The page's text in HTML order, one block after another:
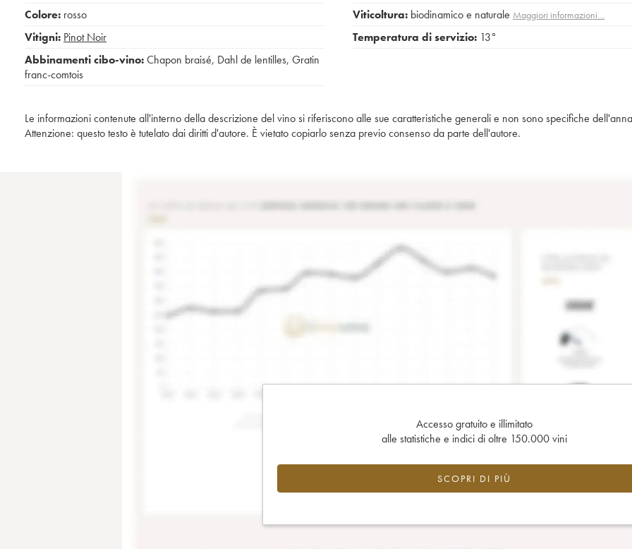
Colore: rosso
Vitigni: Pinot Noir
Abbinamenti cibo-vino:Chapon braisé, Dahl de lentilles, Gratin
franc-comtois
Viticoltura: biodinamico e naturale Maggiori informazioni…
Temperatura di servizio: 13°
Le informazioni contenute all'interno della descrizione del vino si riferiscono alle sue caratteristiche generali e non sono specifiche
Attenzione: questo testo è tutelato dai diritti d'autore. È vietato copiarlo senza previo consenso da parte dell'autore.
Accesso gratuito e illimitato
alle statistiche e indici di oltre 150.000 vini
SCOPRI DI PIÙ